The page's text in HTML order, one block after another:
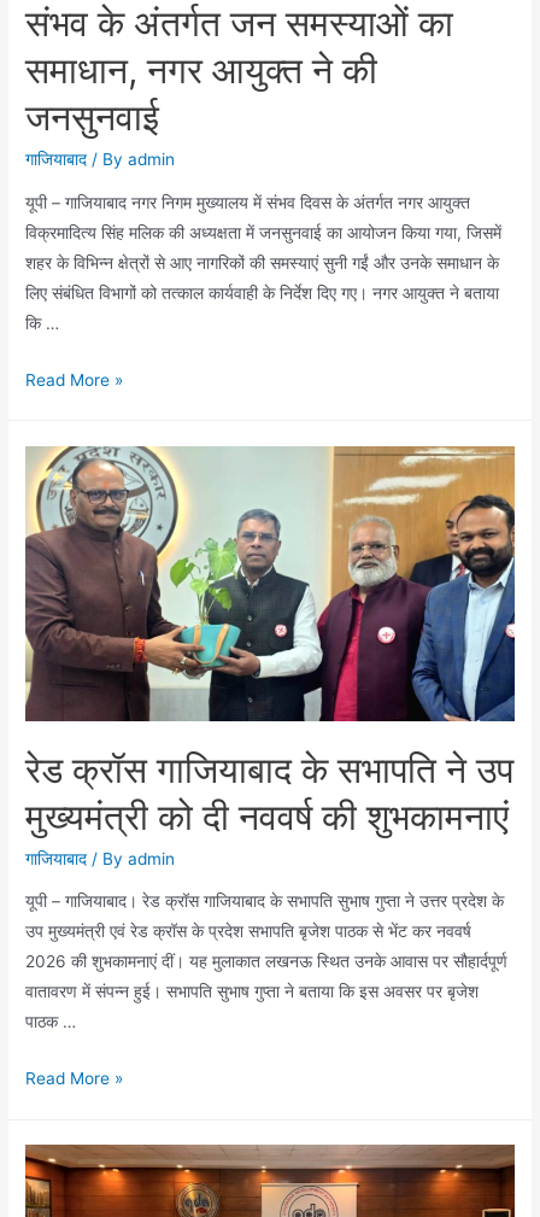
की
पूर्ण
संभव के अंतर्गत जन समस्याओं का
समाधान, नगर आयुक्त ने की
जनसुनवाई
गाजियाबाद / Byadmin
यूपी – गाजियाबाद नगर निगम मुख्यालय में संभव दिवस के अंतर्गत नगर आयुक्त
विक्रमादित्य सिंह मलिक की अध्यक्षता में जनसुनवाई का आयोजन किया गया, जिसमें
शहर के विभिन्न क्षेत्रों से आए नागरिकों की समस्याएं सुनी गईं और उनके समाधान के
लिए संबंधित विभागों को तत्काल कार्यवाही के निर्देश दिए गए। नगर आयुक्त ने बताया
कि …
संभव
जन
समस्याओं
का
समाधान,
नगर
आयुक्त
ने
की
जनसुनवाई
Read More »
रेड क्रॉस गाजियाबाद के सभापति ने उप
मुख्यमंत्री को दी नववर्ष की शुभकामनाएं
गाजियाबाद / Byadmin
यूपी – गाजियाबाद। रेड क्रॉस गाजियाबाद के सभापति सुभाष गुप्ता ने उत्तर प्रदेश के
उप मुख्यमंत्री एवं रेड क्रॉस के प्रदेश सभापति बृजेश पाठक से भेंट कर नववर्ष
2026 की शुभकामनाएं दीं। यह मुलाकात लखनऊ स्थित उनके आवास पर सौहार्दपूर्ण
वातावरण में संपन्न हुई। सभापति सुभाष गुप्ता ने बताया कि इस अवसर पर बृजेश
पाठक …
रेड
के
सभापति
Read More »